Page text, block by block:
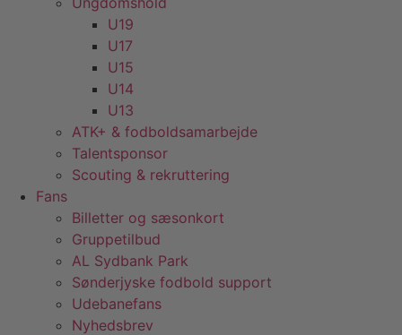
U19
U17
U15
U14
U13
ATK+ & fodboldsamarbejde
Talentsponsor
Scouting & rekruttering
Fans
Billetter og sæsonkort
Gruppetilbud
AL Sydbank Park
Sønderjyske fodbold support
Udebanefans
Nyhedsbrev